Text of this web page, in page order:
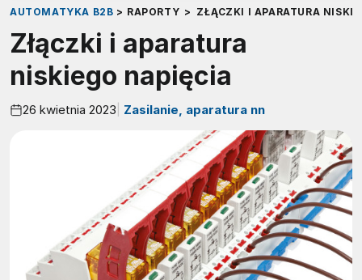
AUTOMATYKA B2B > RAPORTY > ZŁĄCZKI I APARATURA
Złączki i aparatura
niskiego napięcia
26 kwietnia 2023 Zasilanie, aparatura nn